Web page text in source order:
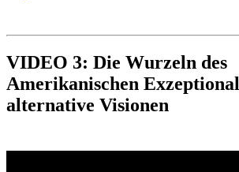
VIDEO 3: Die Wurzeln des
Amerikanischen
alternative Visionen